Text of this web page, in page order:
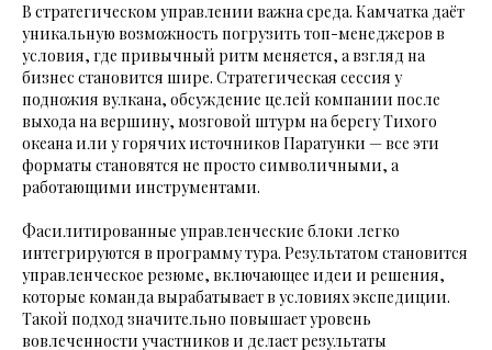
В стратегическом управлении важна среда. Камчатка даёт
уникальную возможность погрузить топ-менеджеров в
условия, где привычный ритм меняется, а взгляд на
бизнес становится шире. Стратегическая сессия у
подножия вулкана, обсуждение целей компании после
выхода на вершину, мозговой штурм на берегу Тихого
океана или у горячих источников Паратунки — все эти
форматы становятся не просто символичными, а
работающими инструментами.
Фасилитированные управленческие блоки легко
интегрируются в программу тура. Результатом становится
управленческое резюме, включающее идеи и решения,
которые команда вырабатывает в условиях экспедиции.
Такой подход значительно повышает уровень
вовлеченности участников и делает результаты